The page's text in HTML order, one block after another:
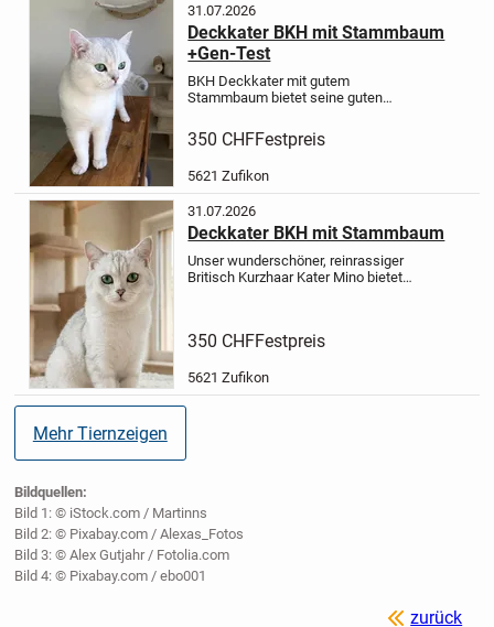
31.07.2026
Deckkater BKH mit Stammbaum
+Gen-Test
BKH Deckkater mit gutem
Stammbaum bietet seine guten
Heimdeckung auf Anfrage (bei der
Kätzin daheim zu Hause)
hübsche edler BKH...
350 CHFFestpreis
5621 Zufikon
31.07.2026
Deckkater BKH mit Stammbaum
Unser wunderschöner, reinrassiger
Britisch Kurzhaar Kater Mino bietet
Herkunft und hat einen reinen BKH...
350 CHFFestpreis
5621 Zufikon
Mehr Tiernzeigen
Bildquellen:
Bild 1: © iStock.com / Martinns
Bild 2: © Pixabay.com / Alexas_Fotos
Bild 3: © Alex Gutjahr / Fotolia.com
Bild 4: © Pixabay.com / ebo001
zurück